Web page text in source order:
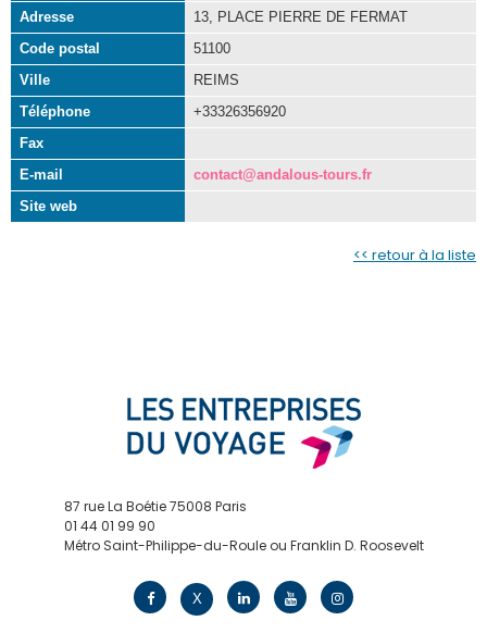
Adresse
13, PLACE PIERRE DE FERMAT
Code postal
51100
Ville
REIMS
Téléphone
+33326356920
Fax
E-mail
contact@andalous-tours.fr
Site web
<< retour à la liste
87 rue La Boétie 75008 Paris
01 44 01 99 90
Métro Saint-Philippe-du-Roule ou Franklin D. Roosevelt
X